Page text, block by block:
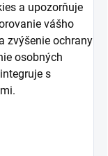
a upozorňuje
vášho
zvýšenie ochrany
osobných
s